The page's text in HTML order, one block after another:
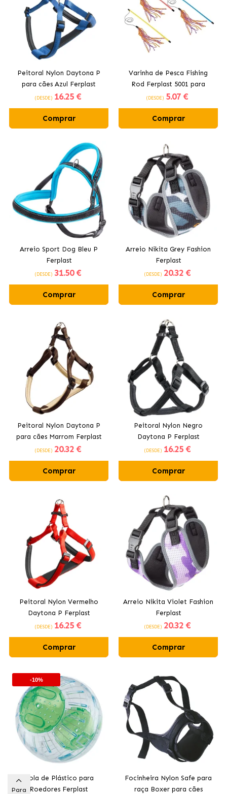
Peitoral Nylon Daytona P
para cães Azul Ferplast
(DESDE) 16.25 €
Comprar
Varinha de Pesca Fishing
Rod Ferplast 5001 para
Gatos
(DESDE) 5.07 €
Comprar
Arreio Sport Dog Bleu P
Ferplast
(DESDE) 31.50 €
Comprar
Arreio Nikita Grey Fashion
Ferplast
(DESDE) 20.32 €
Comprar
Peitoral Nylon Daytona P
para cães Marrom Ferplast
(DESDE) 20.32 €
Comprar
Peitoral Nylon Negro
Daytona P Ferplast
(DESDE) 16.25 €
Comprar
Peitoral Nylon Vermelho
Daytona P Ferplast
(DESDE) 16.25 €
Comprar
Arreio Nikita Violet Fashion
Ferplast
(DESDE) 20.32 €
Comprar
-10%
Bola de Plástico para
Roedores Ferplast
Focinheira Nylon Safe para
raça Boxer para cães
Para